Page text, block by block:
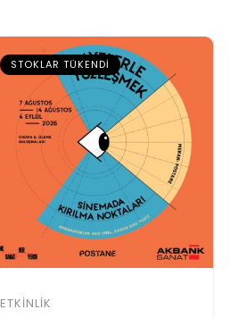
STOKLAR TÜKENDI
ETKINLIK